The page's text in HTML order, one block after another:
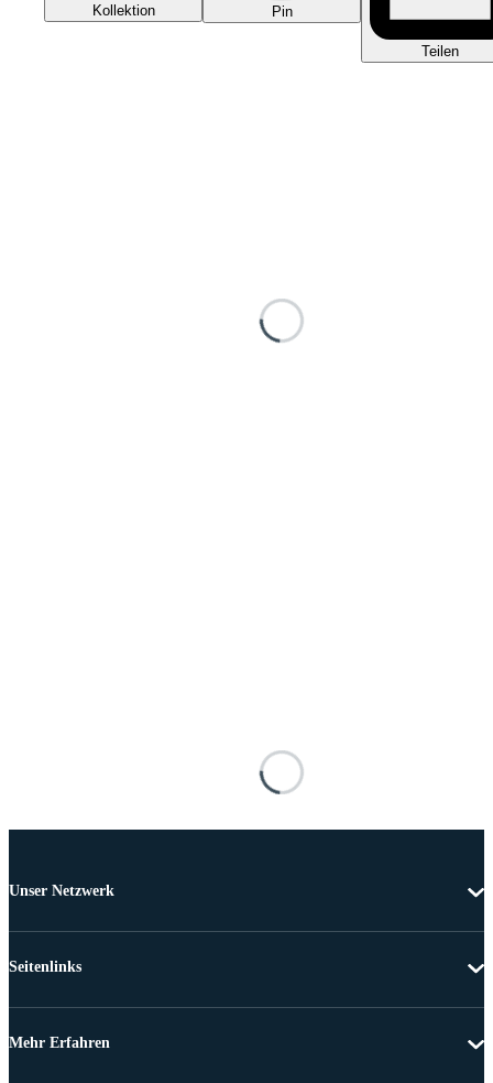
Kollektion Pin
Teilen
Unser Netzwerk
Seitenlinks
Mehr Erfahren